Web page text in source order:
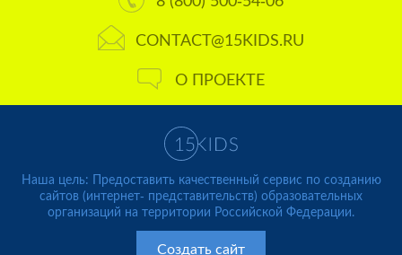
CONTACT@15KIDS.RU
О ПРОЕКТЕ
Наша цель: Предоставить качественный сервис по созданию
сайтов (интернет- представительств) образовательных
организаций на территории Российской Федерации.
Создать сайт